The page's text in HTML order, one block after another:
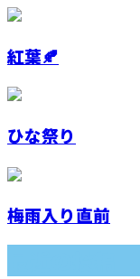
紅葉🍂
ひな祭り
梅雨入り直前